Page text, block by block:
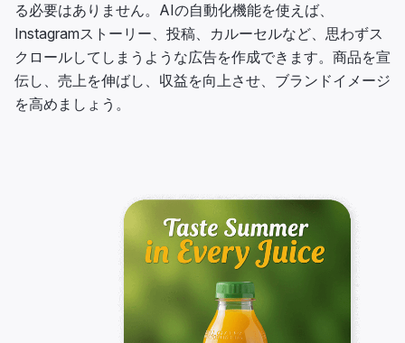
る必要はありません。AIの自動化機能を使えば、
Instagramストーリー、投稿、カルーセルなど、思わずス
クロールしてしまうような広告を作成できます。商品を宣
伝し、売上を伸ばし、収益を向上させ、ブランドイメージ
を高めましょう。